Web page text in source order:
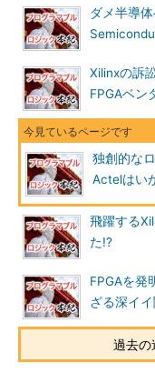
ダメ半導
Xilinxの訴
FPGAベン
独創的な
Actelはい
飛躍する
た!?
FPGAを発
ざる深イ
過去の